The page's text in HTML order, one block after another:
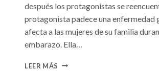
después los protagonistas se
protagonista padece una enfermedad
afecta a las mujeres de su familia
embarazo. Ella…
LEER MÁS CONSULTA